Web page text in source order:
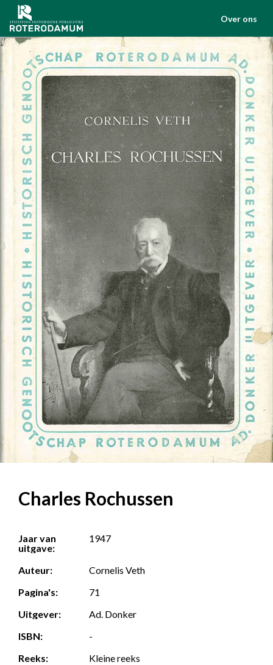
Over ons
Charles Rochussen
Jaar van
uitgave:
1947
Auteur:
Cornelis Veth
Pagina's:
71
Uitgever:
Ad. Donker
ISBN:
-
Reeks:
Kleine reeks